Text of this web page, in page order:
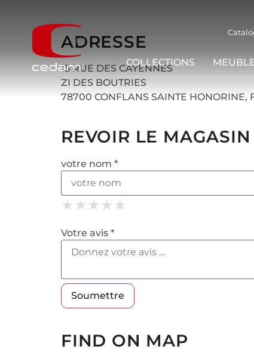
COLLECTIONS
ADRESSE
15 RUE DES CAYENNES
ZI DES BOUTRIES
78700 CONFLANS SAINTE HONORINE,
REVOIR LE MAGASIN
votre nom *
★
★ ★
★ ★ ★
★ ★ ★ ★
★ ★ ★ ★ ★
Votre avis *
FIND ON MAP